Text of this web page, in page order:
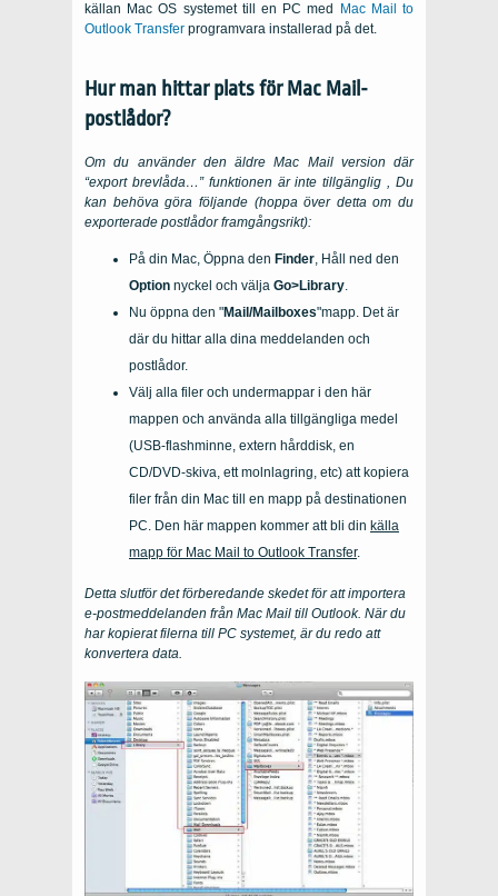
källan Mac OS systemet till en PC med
Mac Mail to
Outlook Transfer programvara installerad på det.
Hur man hittar plats för Mac Mail-
postlådor?
Om du använder den äldre Mac Mail version där
“export brevlåda…” funktionen är inte tillgänglig , Du
kan behöva göra följande (hoppa över detta om du
exporterade postlådor framgångsrikt):
På din Mac, Öppna den Finder, Håll ned den
Option nyckel och välja Go>Library.
Nu öppna den "Mail/Mailboxes"mapp. Det är
där du hittar alla dina meddelanden och
postlådor.
Välj alla filer och undermappar i den här
mappen och använda alla tillgängliga medel
(USB-flashminne, extern hårddisk, en
CD/DVD-skiva, ett molnlagring, etc) att kopiera
filer från din Mac till en mapp på destinationen
PC. Den här mappen kommer att bli din källa
mapp för Mac Mail to Outlook Transfer.
Detta slutför det förberedande skedet för att importera
e-postmeddelanden från Mac Mail till Outlook. När du
har kopierat filerna till PC systemet, är du redo att
konvertera data.